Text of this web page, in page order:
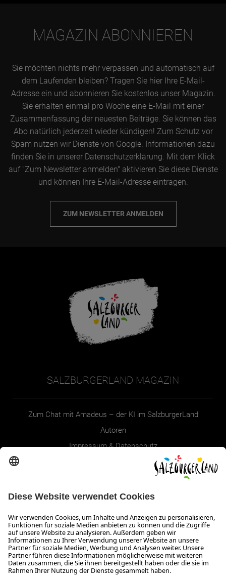
MAGAZIN ABONNIEREN
Sie möchten nichts mehr verpassen und automatisch auf
dem Laufenden bleiben? Tragen Sie hier Ihre E-Mail-
Adresse ein und abonnieren Sie kostenlos unser Magazin.
Sie erhalten einmal pro Woche eine E-Mail mit einer
Zusammenfassung der neuesten Beiträge. Sie können das
Abo natürlich jederzeit wieder kündigen! Zum Schutz vor
Spam nutzen wir Dienste von Google. Informationen dazu
finden Sie in unserer Datenschutzerklärung. Mit dem Klick
auf "Zum Newsletter anmelden" aktivieren Sie diese Dienste
und können Ihre E-Mail-Adresse eintragen.
ZUM NEWSLETTER ANMELDEN
SALZBURGERLAND MAGAZIN
Zum Chat mit Amadeus – der KI im SalzburgerLand
Autoren
Impressum & Datenschutz
Erklärung zur Barrierefreiheit Magazin
SALZBURGERLAND
Infos zum Urlaub im SalzburgerLand
Veranstaltungen im SalzburgerLand
Aktuelle Urlaubsangebote